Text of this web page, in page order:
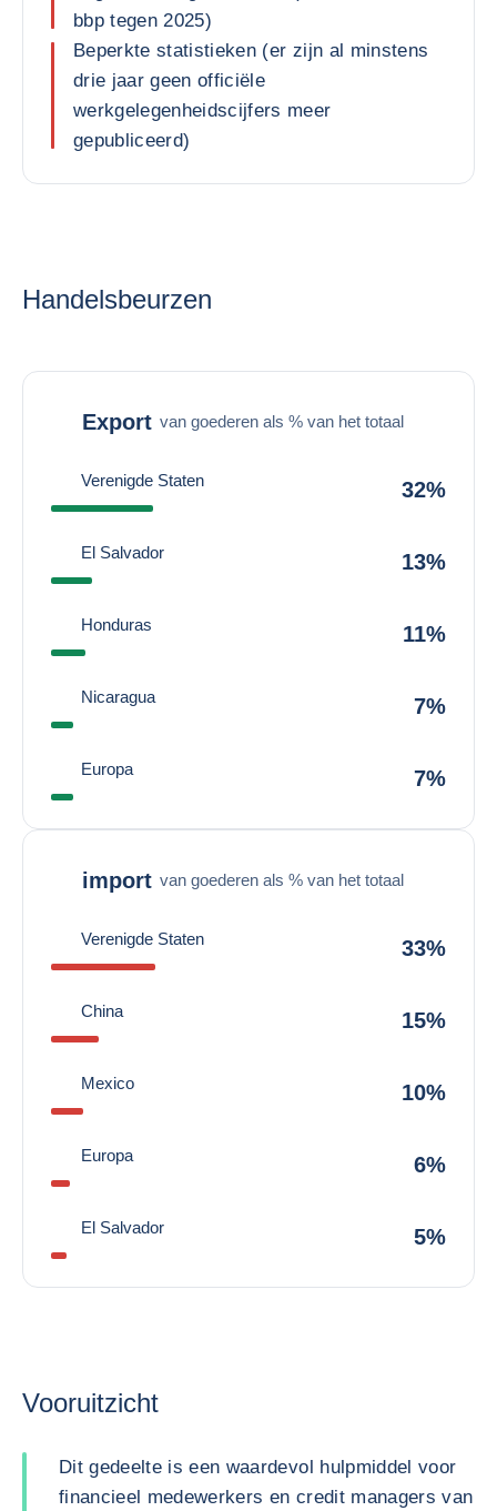
bbp tegen 2025)
Beperkte statistieken (er zijn al minstens
drie jaar geen officiële
werkgelegenheidscijfers meer
gepubliceerd)
Handelsbeurzen
Export van goederen als % van het totaal
Verenigde Staten 32%
El Salvador 13%
Honduras 11%
Nicaragua 7%
Europa 7%
import van goederen als % van het totaal
Verenigde Staten 33%
China 15%
Mexico 10%
Europa 6%
El Salvador 5%
Vooruitzicht
Dit gedeelte is een waardevol hulpmiddel voor
financieel medewerkers en credit managers van